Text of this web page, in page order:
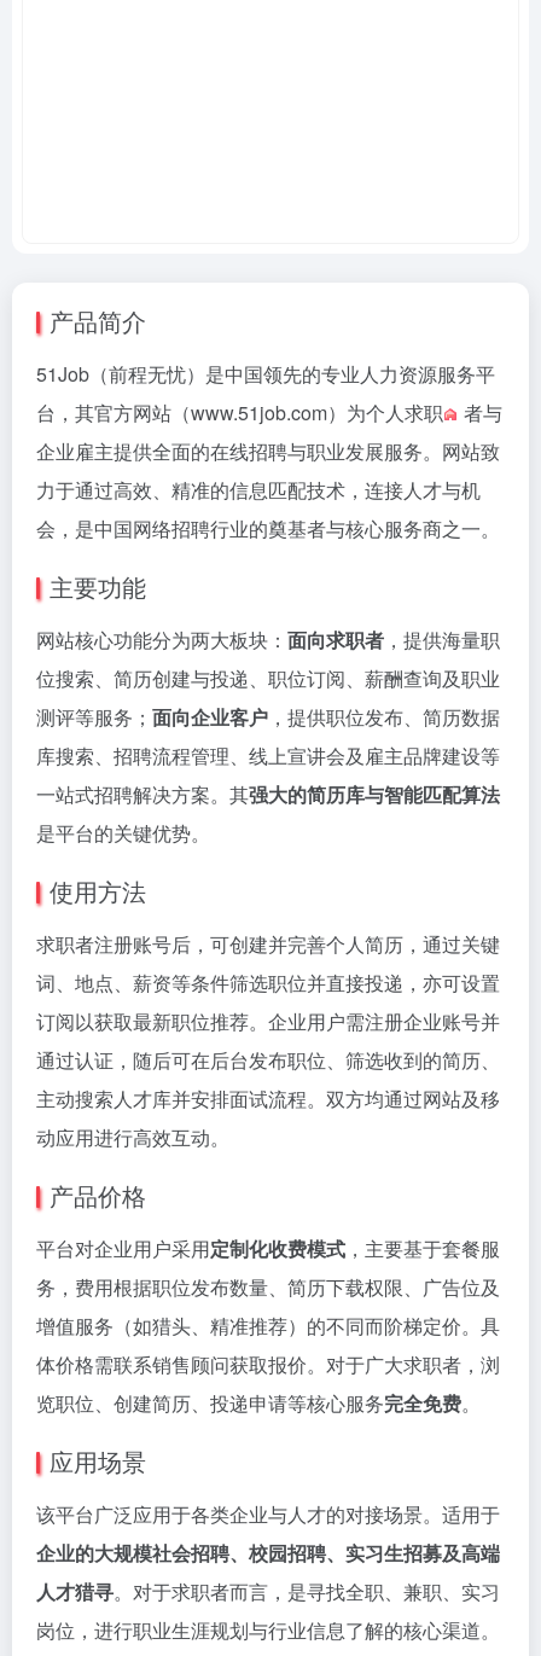
产品简介
51Job（前程无忧）是中国领先的专业人力资源服务平
台，其官方网站（www.51job.com）为个人求职
者与
企业雇主提供全面的在线招聘与职业发展服务。网站致
力于通过高效、精准的信息匹配技术，连接人才与机
会，是中国网络招聘行业的奠基者与核心服务商之一。
主要功能
网站核心功能分为两大板块： 面向求职者 ，提供海量职
位搜索、简历创建与投递、职位订阅、薪酬查询及职业
测评等服务； 面向企业客户 ，提供职位发布、简历数据
库搜索、招聘流程管理、线上宣讲会及雇主品牌建设等
一站式招聘解决方案。其强大的简历库与智能匹配算法
是平台的关键优势。
使用方法
求职者注册账号后，可创建并完善个人简历，通过关键
词、地点、薪资等条件筛选职位并直接投递，亦可设置
订阅以获取最新职位推荐。企业用户需注册企业账号并
通过认证，随后可在后台发布职位、筛选收到的简历、
主动搜索人才库并安排面试流程。双方均通过网站及移
动应用进行高效互动。
产品价格
平台对企业用户采用定制化收费模式 ，主要基于套餐服
务，费用根据职位发布数量、简历下载权限、广告位及
增值服务（如猎头、精准推荐）的不同而阶梯定价。具
体价格需联系销售顾问获取报价。对于广大求职者，浏
览职位、创建简历、投递申请等核心服务完全免费。
应用场景
该平台广泛应用于各类企业与人才的对接场景。适用于
企业的大规模社会招聘、校园招聘、实习生招募及高端
人才猎寻。对于求职者而言，是寻找全职、兼职、实习
岗位，进行职业生涯规划与行业信息了解的核心渠道。